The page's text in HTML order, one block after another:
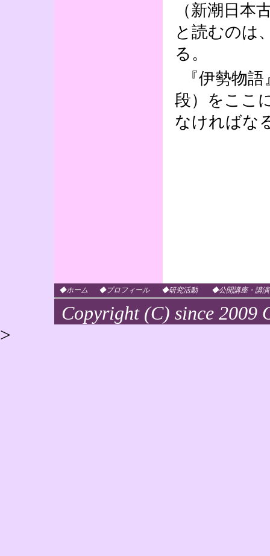
（新潮日本
と読むのは
る。
『伊勢物
段）をここ
なければな
◆ホーム ◆プロフィール ◆研究活動 ◆公開講座・講
Copyright (C) since 2009
>